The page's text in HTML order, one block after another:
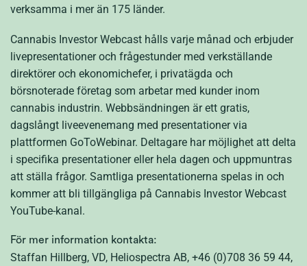
verksamma i mer än 175 länder.
Cannabis Investor Webcast hålls varje månad och erbjuder
livepresentationer och frågestunder med verkställande
direktörer och ekonomichefer, i privatägda och
börsnoterade företag som arbetar med kunder inom
cannabis industrin. Webbsändningen är ett gratis,
dagslångt liveevenemang med presentationer via
plattformen GoToWebinar. Deltagare har möjlighet att delta
i specifika presentationer eller hela dagen och uppmuntras
att ställa frågor. Samtliga presentationerna spelas in och
kommer att bli tillgängliga på Cannabis Investor Webcast
YouTube-kanal.
För mer information kontakta:
Staffan Hillberg, VD, Heliospectra AB, +46 (0)708 36 59 44,